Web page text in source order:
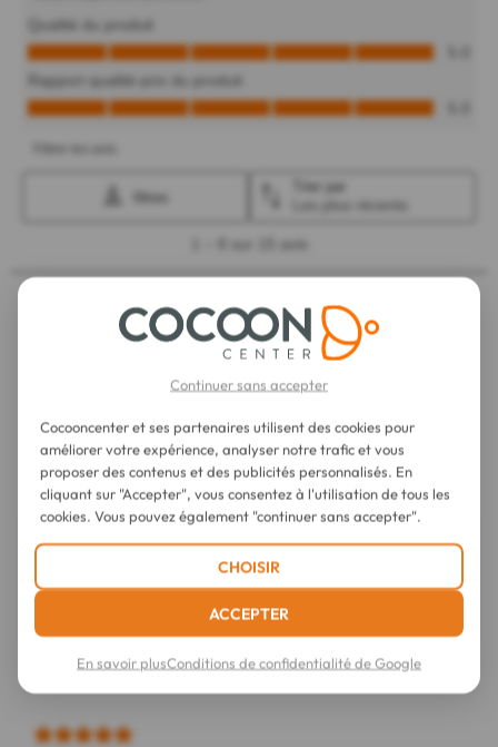
Continuer sans accepter
Cocooncenter et ses partenaires utilisent des cookies pour
améliorer votre expérience, analyser notre trafic et vous
proposer des contenus et des publicités personnalisés. En
cliquant sur "Accepter", vous consentez à l'utilisation de tous les
cookies. Vous pouvez également "continuer sans accepter".
CHOISIR
ACCEPTER
En savoir plusConditions de confidentialité de Google